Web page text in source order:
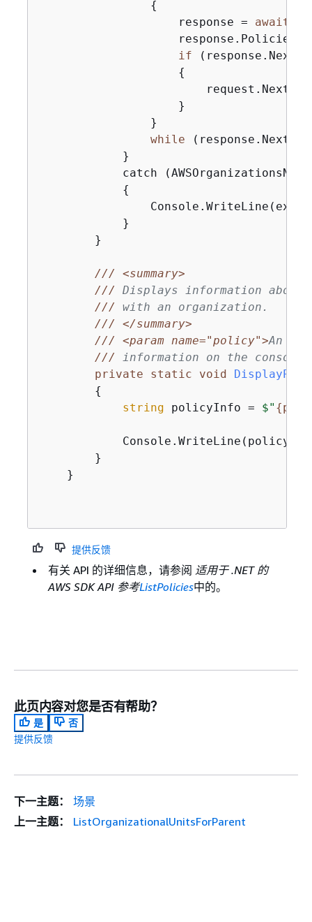
{
                    response =
await
if
{
                    }
                }
while
            }
catch
{
            }
        }
///
<summary>
/// Displays information
/// with an organization.
///
</summary>
///
<param name="policy">An
/// information on the console.
private
static void
{
string policyInfo = $" {
        }
    }
提供反馈
有关 API 的详细信息，请参阅 适用于 .NET 的
AWS SDK API 参考ListPolicies中的。
此页内容对您是否有帮助？
是
否
提供反馈
下一主题：
场景
上一主题：
ListOrganizationalUnitsForParent